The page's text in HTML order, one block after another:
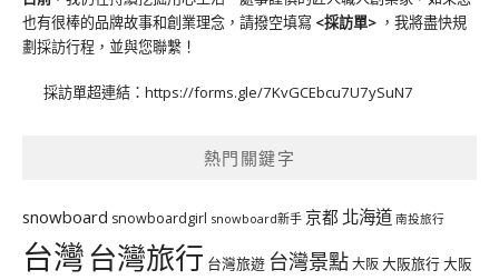
也有很棒的品牌故事和創業理念，請撥空填寫 <採訪單> ，我將盡快規
劃採訪行程，並與您聯繫！
採訪單超連結： https://forms.gle/7KvGCEbcu7U7ySuN7
熱門關鍵字
snowboard snowboardgirl snowboard新手 京都 北海道 南投旅行
台灣台灣旅行 台灣旅遊 台灣景點大阪大阪旅行大阪